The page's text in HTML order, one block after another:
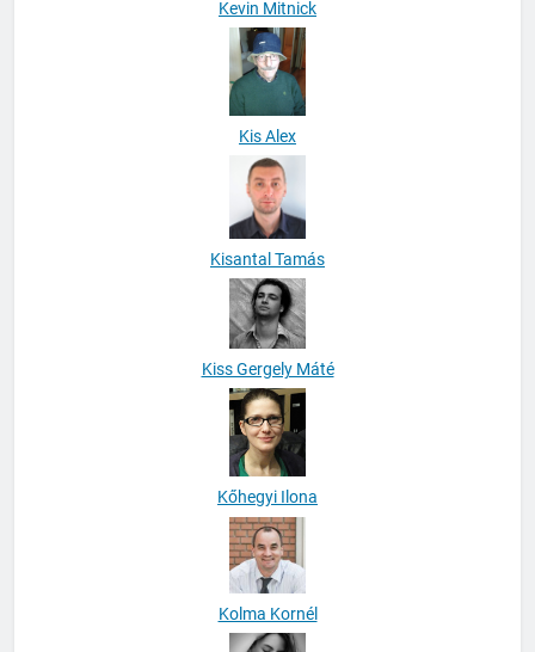
Kevin Mitnick
Kis Alex
Kisantal Tamás
Kiss Gergely Máté
Kőhegyi Ilona
Kolma Kornél